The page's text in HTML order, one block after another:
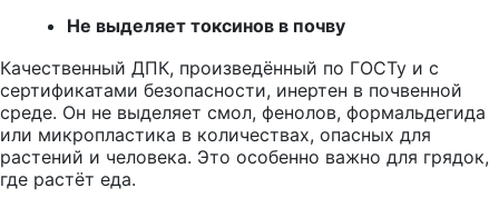
Не выделяет токсинов в почву
Качественный ДПК, произведённый по ГОСТу и с
сертификатами безопасности, инертен в почвенной
среде. Он не выделяет смол, фенолов, формальдегида
или микропластика в количествах, опасных для
растений и человека. Это особенно важно для грядок,
где растёт еда.